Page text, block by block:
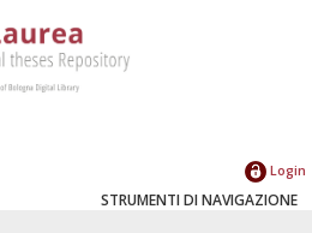
Login
STRUMENTI DI NAVIGAZIONE